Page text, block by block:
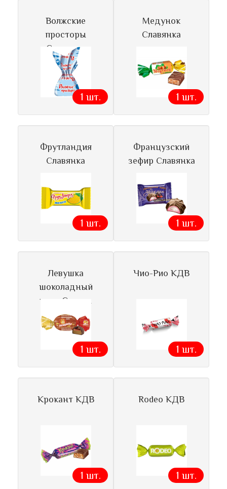
Волжские
просторы
Славянка
1 шт.
Медунок
Славянка
1 шт.
Фрутландия
Славянка
1 шт.
Французский
зефир Славянка
1 шт.
Левушка
шоколадный
ирис Славян
1 шт.
Чио-Рио КДВ
1 шт.
Крокант КДВ
1 шт.
Rodeo КДВ
1 шт.